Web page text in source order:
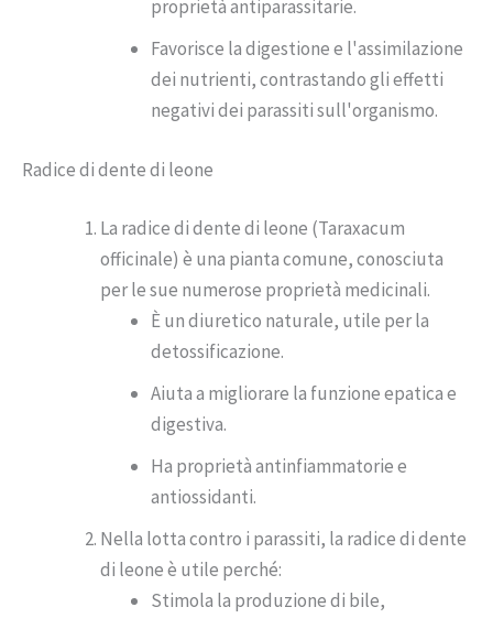
proprietà antiparassitarie.
Favorisce la digestione e l'assimilazione
dei nutrienti, contrastando gli effetti
negativi dei parassiti sull'organismo.
Radice di dente di leone
La radice di dente di leone (Taraxacum
officinale) è una pianta comune, conosciuta
per le sue numerose proprietà medicinali.
È un diuretico naturale, utile per la
detossificazione.
Aiuta a migliorare la funzione epatica e
digestiva.
Ha proprietà antinfiammatorie e
antiossidanti.
Nella lotta contro i parassiti, la radice di dente
di leone è utile perché:
Stimola la produzione di bile,